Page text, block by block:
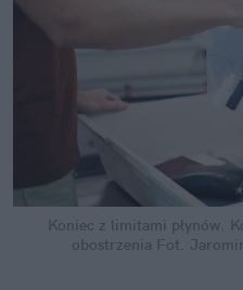
Koniec z limitami płynów.
obostrzenia Fot.